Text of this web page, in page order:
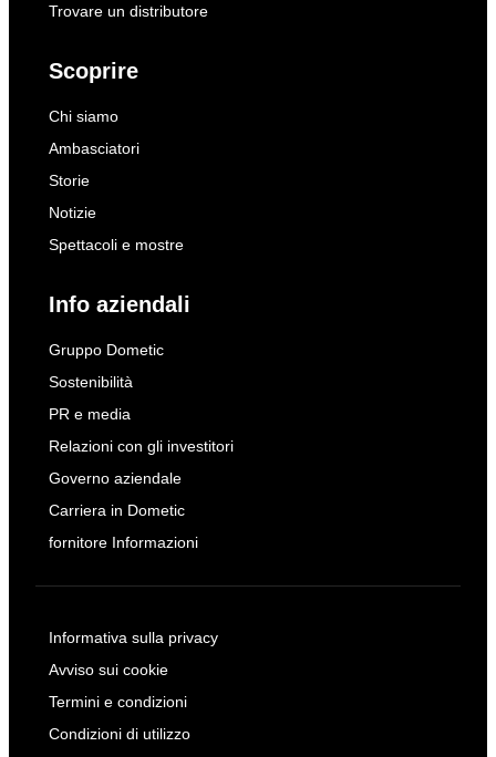
Trovare un distributore
Scoprire
Chi siamo
Ambasciatori
Storie
Notizie
Spettacoli e mostre
Info aziendali
Gruppo Dometic
Sostenibilità
PR e media
Relazioni con gli investitori
Governo aziendale
Carriera in Dometic
fornitore Informazioni
Informativa sulla privacy
Avviso sui cookie
Termini e condizioni
Condizioni di utilizzo